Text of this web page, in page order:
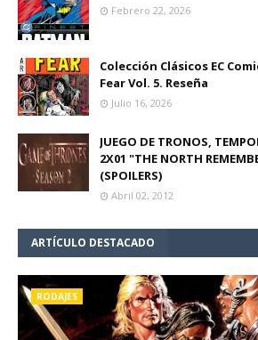
Febrero 22, 2026
Colección Clásicos EC
Fear Vol. 5. Reseña
Julio 16, 2026
JUEGO DE TRONOS,
2X01 "THE NORTH
(SPOILERS)
Abril 02, 2012
ARTÍCULO DESTACADO
RODAJES